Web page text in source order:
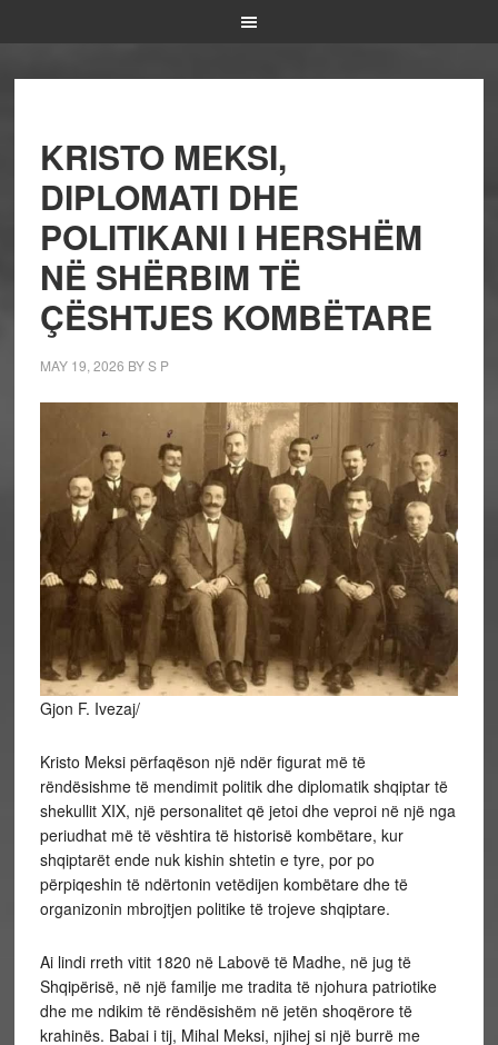
KRISTO MEKSI,
DIPLOMATI DHE
POLITIKANI I HERSHËM
NË SHËRBIM TË
ÇËSHTJES KOMBËTARE
MAY 19, 2026 BYS P
Gjon F. Ivezaj/
Kristo Meksi përfaqëson një ndër figurat më të
rëndësishme të mendimit politik dhe diplomatik shqiptar të
shekullit XIX, një personalitet që jetoi dhe veproi në një nga
periudhat më të vështira të historisë kombëtare, kur
shqiptarët ende nuk kishin shtetin e tyre, por po
përpiqeshin të ndërtonin vetëdijen kombëtare dhe të
organizonin mbrojtjen politike të trojeve shqiptare.
Ai lindi rreth vitit 1820 në Labovë të Madhe, në jug të
Shqipërisë, në një familje me tradita të njohura patriotike
dhe me ndikim të rëndësishëm në jetën shoqërore të
krahinës. Babai i tij, Mihal Meksi, njihej si një burrë me